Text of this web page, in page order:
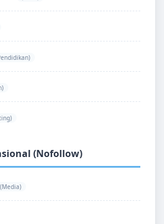
(Nofollow)
(Media)